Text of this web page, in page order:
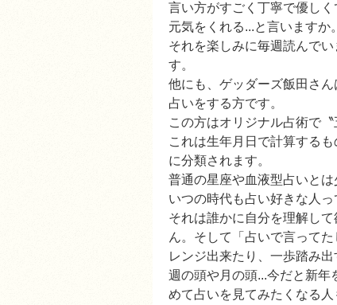
言い方がすごく丁寧で優し
元気をくれる...と言いますか
それを楽しみに毎週読んで
す。
他にも、ゲッダーズ飯田さ
占いをする方です。
この方はオリジナル占術で
これは生年月日で計算する
に分類されます。
普通の星座や血液型占いとは
いつの時代も占い好きな人っ
それは誰かに自分を理解し
ん。そして「占いで言って
レンジ出来たり、一歩踏み出
週の頭や月の頭...今だと新
めて占いを見てみたくなる人